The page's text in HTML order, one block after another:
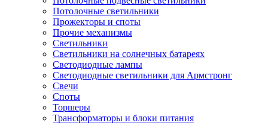
Потолочные светильники
Прожекторы и споты
Прочие механизмы
Светильники
Светильники на солнечных батареях
Светодиодные лампы
Светодиодные светильники для Армстронг
Свечи
Споты
Торшеры
Трансформаторы и блоки питания